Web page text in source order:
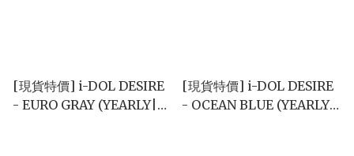
[現貨特價] i-DOL DESIRE
- EURO GRAY (YEARLY|單
[現貨特價] i-DOL DESIRE
- OCEAN BLUE (YEARLY|